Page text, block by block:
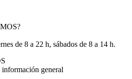
de 8 a 22 h, sábados de 8 a 14 h.
general